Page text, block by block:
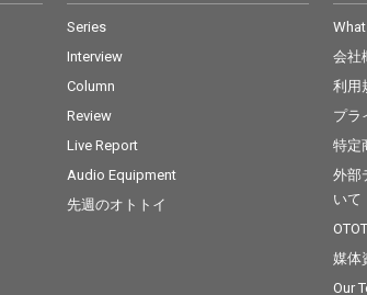
Series
Interview
Column
Review
Live Report
Audio Equipment
先週のオトトイ
What
会社
利用
プラ
特定
外部
いて
媒体
Our